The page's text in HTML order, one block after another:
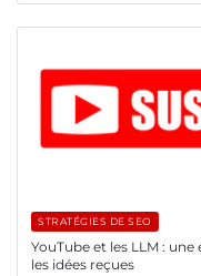
STRATÉGIES DE SEO
YouTube et les LLM :
les idées reçues